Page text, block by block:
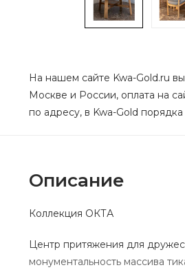
На нашем сайте Kwa-Gold.ru
Москве и России, оплата на
по адресу, в Kwa-Gold
Описание
Коллекция ОКТА
Центр притяжения для
монументальность массива